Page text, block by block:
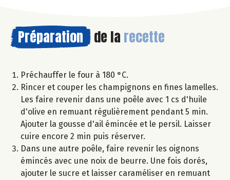
Préparation de la recette
Préchauffer le four à 180 °C.
Rincer et couper les champignons en fines lamelles.
Les faire revenir dans une poêle avec 1 cs d'huile
d'olive en remuant régulièrement pendant 5 min.
Ajouter la gousse d'ail émincée et le persil. Laisser
cuire encore 2 min puis réserver.
Dans une autre poêle, faire revenir les oignons
émincés avec une noix de beurre. Une fois dorés,
ajouter le sucre et laisser caraméliser en remuant